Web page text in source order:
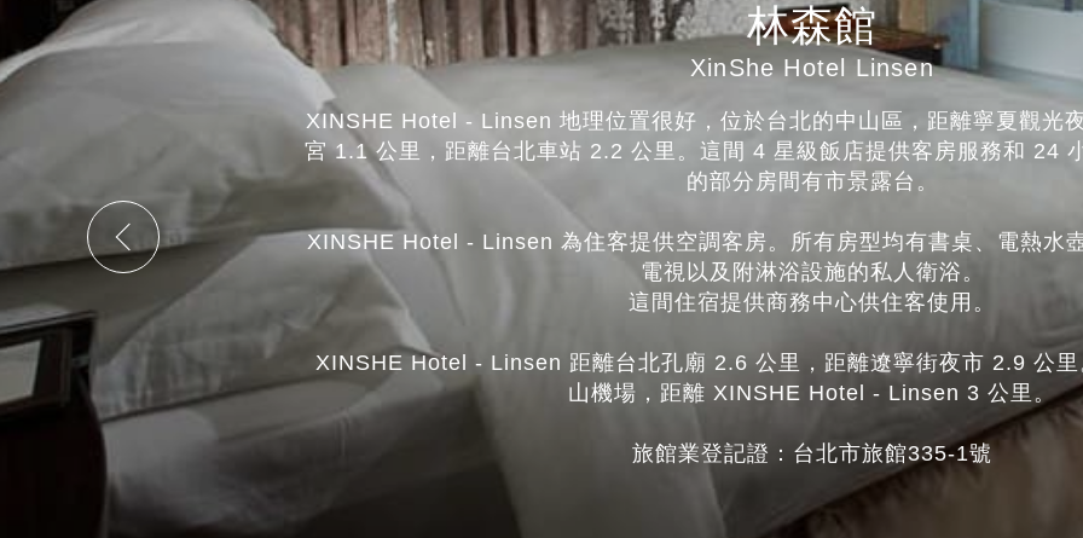
林森館
XinShe Hotel Linsen
XINSHE Hotel - Linsen 地理位置很好，位於台北的中山區，距離寧夏觀光
宮 1.1 公里，距離台北車站 2.2 公里。這間 4 星級飯店提供客房服務和 24
的部分房間有市景露台。
XINSHE Hotel - Linsen 為住客提供空調客房。所有房型均有書桌、電熱水
電視以及附淋浴設施的私人衛浴。
這間住宿提供商務中心供住客使用。
XINSHE Hotel - Linsen 距離台北孔廟 2.6 公里，距離遼寧街夜市 2.9 公
山機場，距離 XINSHE Hotel - Linsen 3 公里。
旅館業登記證：台北市旅館335-1號